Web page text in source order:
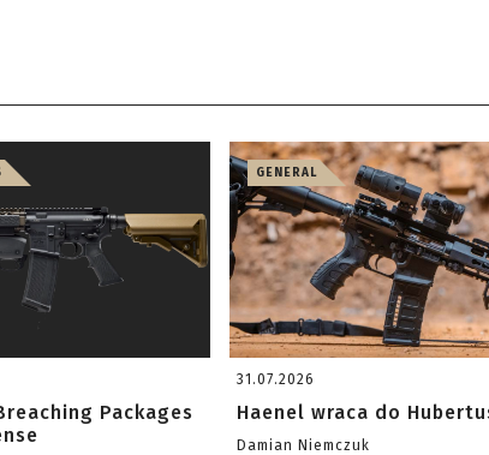
Packages
GENERAL
31.07.2026
Haenel wraca do
Damian Niemczuk